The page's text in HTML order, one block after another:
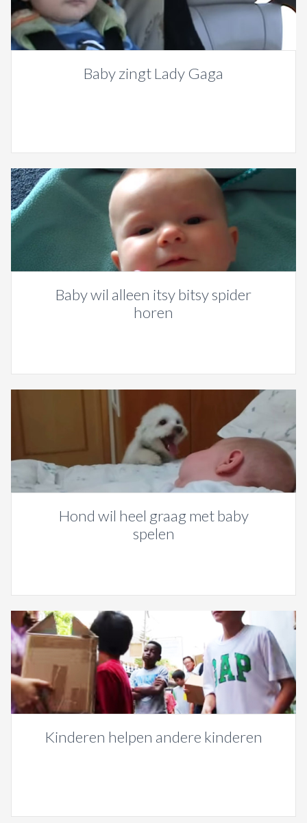
Baby zingt Lady Gaga
Baby wil alleen itsy bitsy spider
horen
Hond wil heel graag met baby
spelen
Kinderen helpen andere kinderen